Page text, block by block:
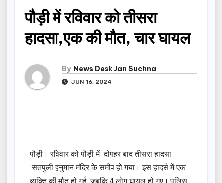
पौड़ी में रविवार को तीसरा
हादसा,एक की मौत, चार घायल
By News Desk Jan Suchna
JUN 16, 2024
पौड़ी। रविवार को पौड़ी में दोपहर बाद तीसरा हादसा
सतपुली हनुमान मंदिर के समीप हो गया। इस हादसे में एक
व्यक्ति की मौत हो गई, जबकि 4 लोग घायल हो गए। पुलिस